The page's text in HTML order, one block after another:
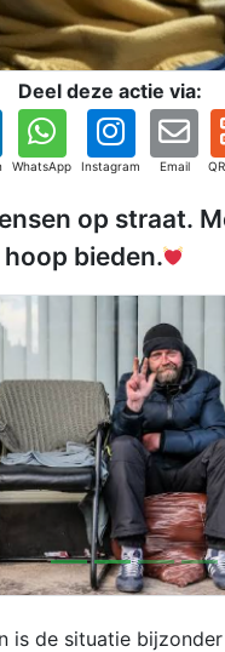
Deel deze actie via:
WhatsApp Instagram Email
op straat.
bieden.
is de situatie